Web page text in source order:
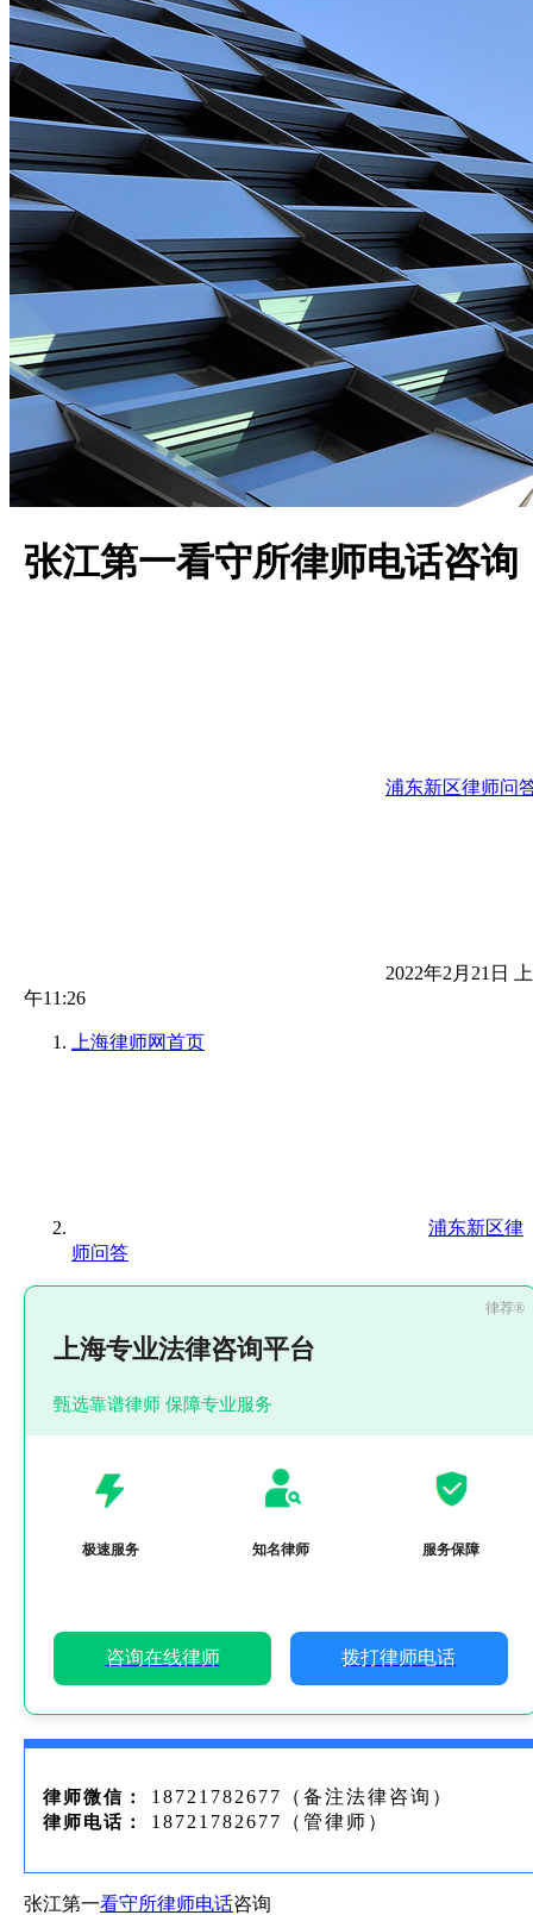
张江第一看守所律师电话咨询
浦东新区律师问
2022年2月21日 上
午11:26
上海律师网首页
浦东新区律
师问答
上海专业法律咨询平台
甄选靠谱律师 保障专业服务
极速服务 知名律师 服务保障
咨询在线律师 拨打律师电话
律师微信： 18721782677（备注法律咨询）
律师电话： 18721782677（管律师）
张江第一看守所律师电话咨询